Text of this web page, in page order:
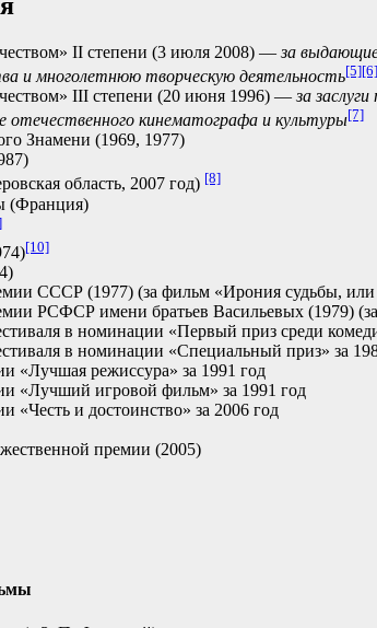
II степени (3 июля 2008) — за
и многолетнюю творческую деятельность[5][6]
III степени (20 июня 1996) — за
отечественного кинематографа и культуры[7]
Знамени (1969, 1977)
область, 2007 год) [8]
(Франция)
[10]
СССР (1977) (за фильм «Ирония судьбы,
РСФСР имени братьев Васильевых (1979)
в номинации «Первый приз среди
в номинации «Специальный приз» за
режиссура» за 1991 год
игровой фильм» за 1991 год
и достоинство» за 2006 год
премии (2005)